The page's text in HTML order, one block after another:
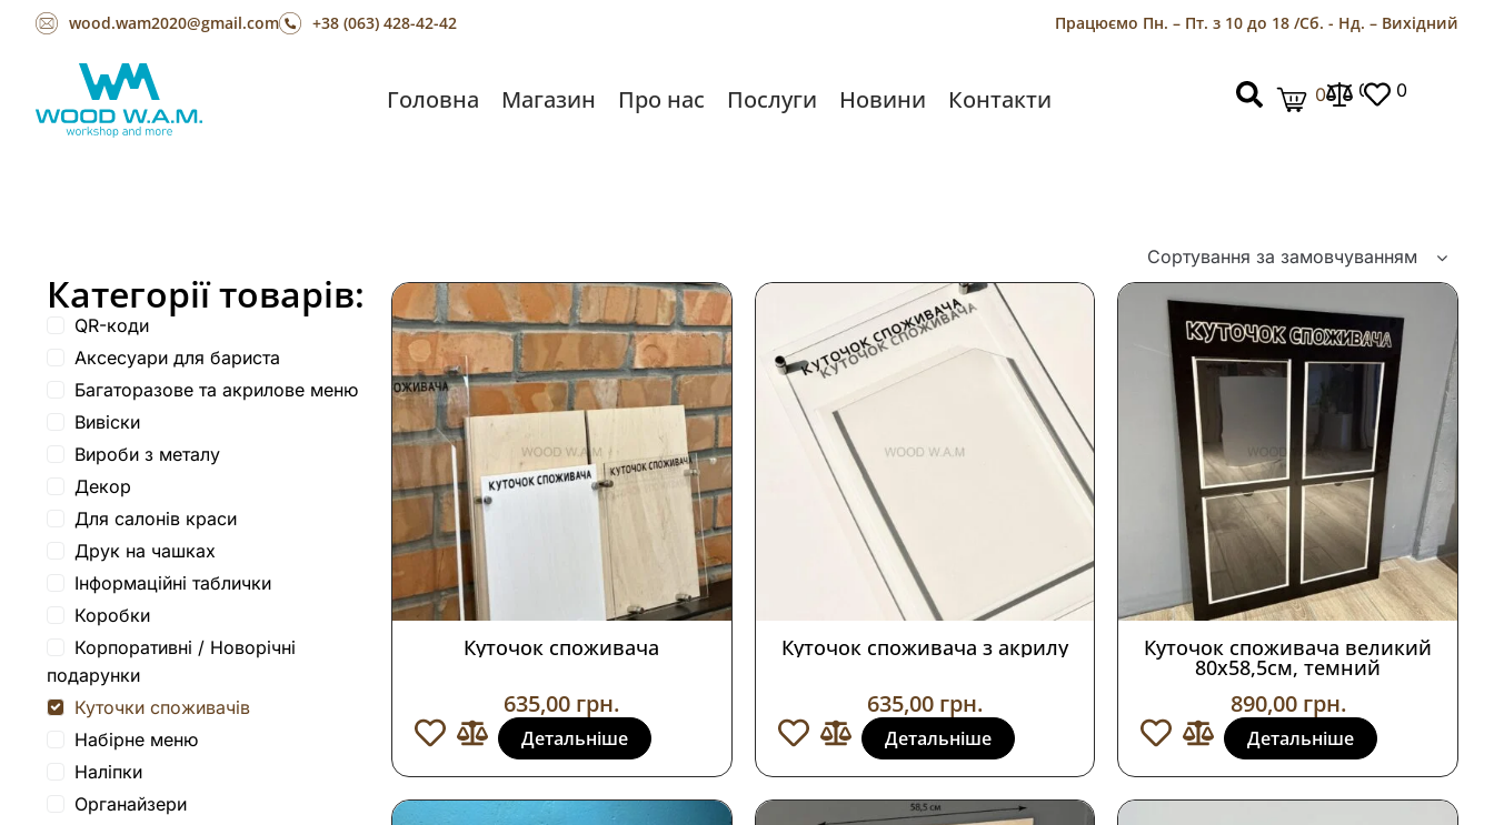
wood.wam2020@gmail.com +38 (063) 428-42-42 Працюємо Пн. – Пт. з 10 до 18 /Сб. - Нд. – Вихідний
Головна Магазин Про нас Послуги Новини Контакти 0 0 0
Категорії товарів:
QR-коди
Аксесуари для бариста
Багаторазове та акрилове меню
Вивіски
Вироби з металу
Декор
Для салонів краси
Друк на чашках
Інформаційні таблички
Коробки
Корпоративні / Новорічні
подарунки
Куточки споживачів
Набірне меню
Наліпки
Органайзери
Куточок споживача
635,00 грн.
Детальніше
Куточок споживача з акрилу
635,00 грн.
Детальніше
Куточок споживача великий
80х58,5см, темний
890,00 грн.
Детальніше